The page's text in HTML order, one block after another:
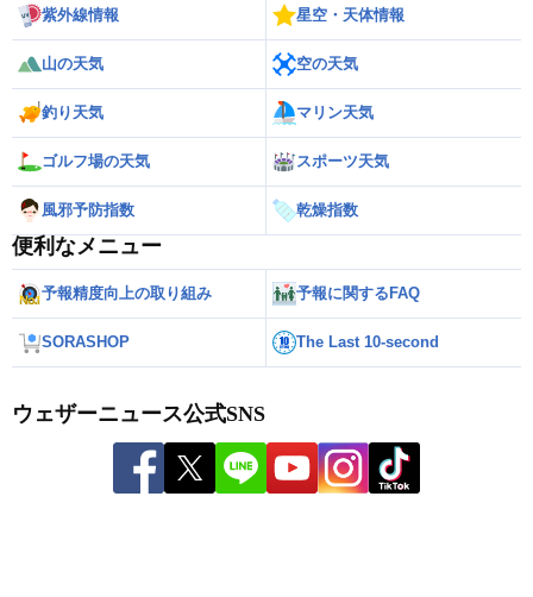
紫外線情報 星空・天体情報
山の天気 空の天気
釣り天気 マリン天気
ゴルフ場の天気 スポーツ天気
風邪予防指数 乾燥指数
便利なメニュー
予報精度向上の取り組み 予報に関するFAQ
SORASHOP The Last 10-second
ウェザーニュース公式SNS